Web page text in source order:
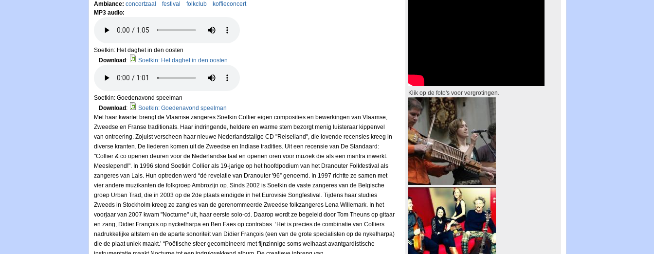
Ambiance: concertzaal festival folkclub
koffieconcert
MP3 audio:
Soetkin: Het daghet in den oosten
Download : Soetkin: Het daghet in den oosten
Soetkin: Goedenavond speelman
Download :
Soetkin: Goedenavond speelman
Met haar kwartet brengt de Vlaamse zangeres Soetkin Collier eigen composities en bewerkingen van Vlaamse,
Zweedse en Franse traditionals. Haar indringende, heldere en warme stem bezorgt menig luisteraar kippenvel
van ontroering. Zojuist verscheen haar nieuwe Nederlandstalige CD "Reiseiland", die lovende recensies kreeg in
diverse kranten. De liederen komen uit de Zweedse en Indiase tradities. Uit een recensie van De Standaard:
"Collier & co openen deuren voor de Nederlandse taal en openen oren voor muziek die als een mantra inwerkt.
Meeslepend!". In 1996 stond Soetkin Collier als 19-jarige op het hoofdpodium van het Dranouter Folkfestival als
zangeres van Lais. Hun optreden werd “dè revelatie van Dranouter '96” genoemd. In 1997 richtte ze samen met
vier andere muzikanten de folkgroep Ambrozijn op. Sinds 2002 is Soetkin de vaste zangeres van de Belgische
groep Urban Trad, die in 2003 op de 2de plaats eindigde in het Eurovisie Songfestival. Tijdens haar studies
Zweeds in Stockholm kreeg ze zangles van de gerenommeerde Zweedse folkzangeres Lena Willemark. In het
voorjaar van 2007 kwam "Nocturne" uit, haar eerste solo-cd. Daarop wordt ze begeleid door Tom Theuns op gitaar
en zang, Didier François op nyckelharpa en Ben Faes op contrabas. ‘Het is precies de combinatie van Colliers
nadrukkelijke altstem en de aparte sonoriteit van Didier François (een van de grote specialisten op de nykelharpa)
die de plaat uniek maakt.’ “Poëtische sfeer gecombineerd met fijnzinnige soms welhaast avantgardistische
Klik op de foto's voor vergrotingen.